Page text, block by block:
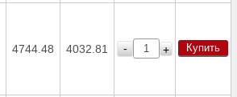
4744.48 4032.81 - + Купить